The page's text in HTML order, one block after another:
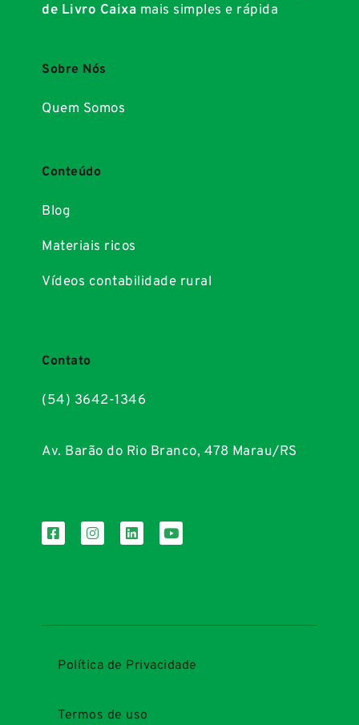
de Livro Caixa mais simples e rápida
Sobre Nós
Quem Somos
Conteúdo
Blog
Materiais ricos
Vídeos contabilidade rural
Contato
(54) 3642-1346
Av. Barão do Rio Branco, 478 Marau/RS
Política de Privacidade
Termos de uso